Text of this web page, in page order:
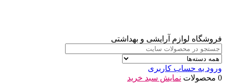
فروشگاه لوازم آرایشی و بهداشتی
ورود به حساب کاربری
0 محصولات
نمایش سبد خرید